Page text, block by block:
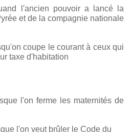
l'ancien pouvoir a lancé la
et de la compagnie nationale
coupe le courant à ceux qui
taxe d'habitation
l'on ferme les maternités de
l'on veut brûler le Code du